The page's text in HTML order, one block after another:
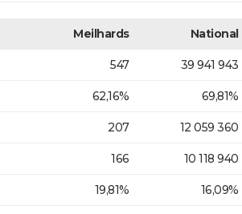
Meilhards National
547 39 941 943
62,16% 69,81%
207 12 059 360
166 10 118 940
19,81% 16,09%